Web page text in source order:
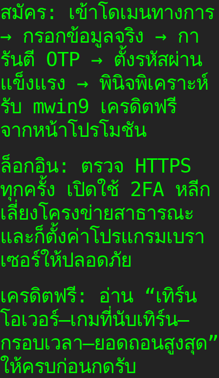
สมัคร: เข้าโดเมนทางการ
→ กรอกข้อมูลจริง → กา
รันตี OTP → ตั้งรหัสผ่าน
แข็งแรง → พินิจพิเคราะห์
รับ mwin9 เครดิตฟรี
จากหน้าโปรโมชัน
ล็อกอิน: ตรวจ HTTPS
ทุกครั้ง เปิดใช้ 2FA หลีก
เลี่ยงโครงข่ายสาธารณะ
และก็ตั้งค่าโปรแกรมเบรา
เซอร์ให้ปลอดภัย
เครดิตฟรี: อ่าน “เทิร์น
โอเวอร์–เกมที่นับเทิร์น–
กรอบเวลา–ยอดถอนสูงสุด”
ให้ครบก่อนกดรับ